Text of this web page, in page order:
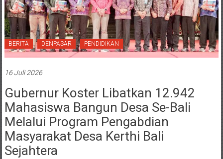
BERITA DENPASAR PENDIDIKAN
16 Juli 2026
Gubernur Koster Libatkan 12.942
Mahasiswa Bangun Desa Se-Bali
Melalui Program Pengabdian
Masyarakat Desa Kerthi Bali
Sejahtera